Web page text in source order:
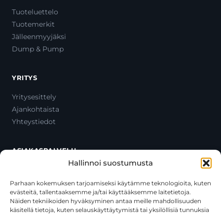
Hallinnoi suostumusta
Parhaan kokemuksen tarjoamiseksi käytämme teknologioita, kuten
evästeitä, tallentaaksemme ja/tai käyttääksemme laitetietoja.
Näiden tekniikoiden hyväksyminen antaa meille mahdollisuuden
käsitellä tietoja, kuten selauskäyttäytymistä tai yksilöllisiä tunnuksia
Tuoteluettelo
Tuotemerkit
Jälleenmyyjäksi
Dump & Pump
YRITYS
Yritysesittely
Ajankohtaista
Yhteystiedot
ASIAKASPALVELU
Oma tili
Maksutavat
Toimitustavat